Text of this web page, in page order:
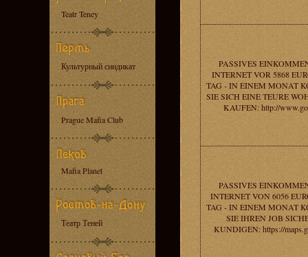
Teatr Teney
Культурный синдикат
Prague Mafia Club
Mafia Planet
Театр Теней
PASSIVES
INTERNET VOR 5868
TAG - IN EINEM MONAT
SIE SICH EINE TEURE
KAUFEN: http://
PASSIVES
INTERNET VON 6056
TAG - IN EINEM MONAT
SIE IHREN JOB
KUNDIGEN: https://